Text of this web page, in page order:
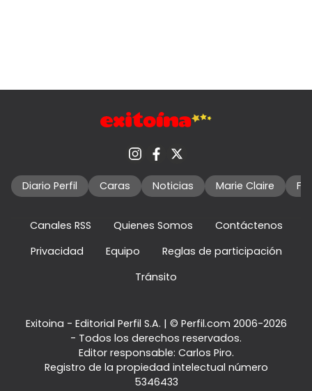
Diario Perfil Caras Noticias Marie Claire
Canales RSS Quienes Somos
Contáctenos
Privacidad
Equipo
Reglas de participación
Tránsito
Exitoina - Editorial Perfil S.A. | © Perfil.com 2006-2026
- Todos los derechos reservados.
Editor responsable: Carlos Piro.
Registro de la propiedad intelectual número
5346433